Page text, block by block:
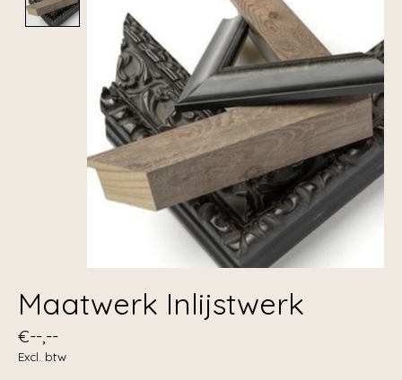
Maatwerk Inlijstwerk
€--,--
Excl. btw